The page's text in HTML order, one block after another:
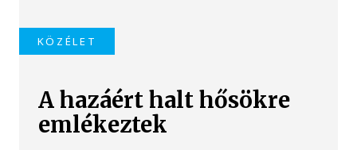
KÖZÉLET
A hazáért halt hősökre
emlékeztek